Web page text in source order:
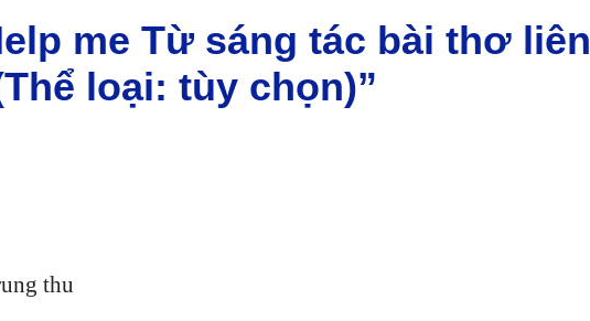
me Từ sáng tác bài thơ liên
loại: tùy chọn)”
thu